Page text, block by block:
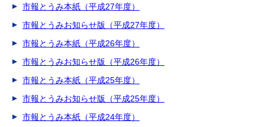
市報とうみ本紙（平成27年度）
市報とうみお知らせ版（平成27年度）
市報とうみ本紙（平成26年度）
市報とうみお知らせ版（平成26年度）
市報とうみ本紙（平成25年度）
市報とうみお知らせ版（平成25年度）
市報とうみ本紙（平成24年度）